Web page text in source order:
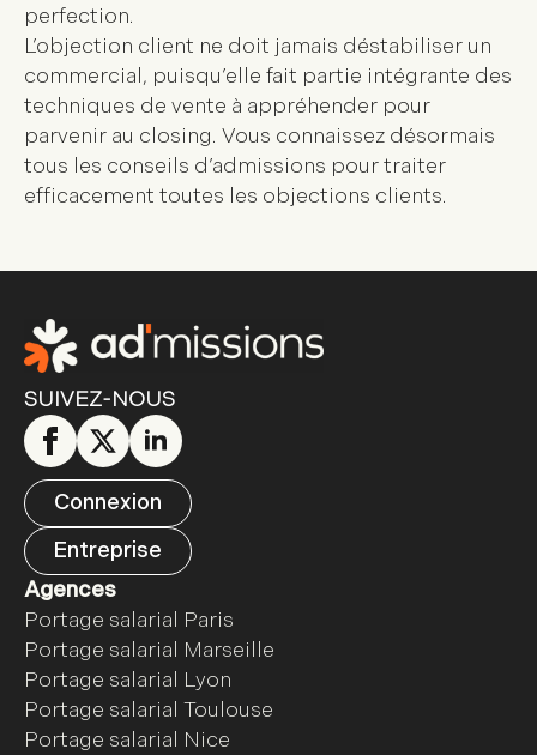
perfection.
L’objection client ne doit jamais déstabiliser un
commercial, puisqu’elle fait partie intégrante des
techniques de vente à appréhender pour
parvenir au closing. Vous connaissez désormais
tous les conseils d’admissions pourtraiter
efficacement toutes les objections clients.
SUIVEZ-NOUS
Connexion
Entreprise
Agences
Portage salarial Paris
Portage salarial Marseille
Portage salarial Lyon
Portage salarial Toulouse
Portage salarial Nice